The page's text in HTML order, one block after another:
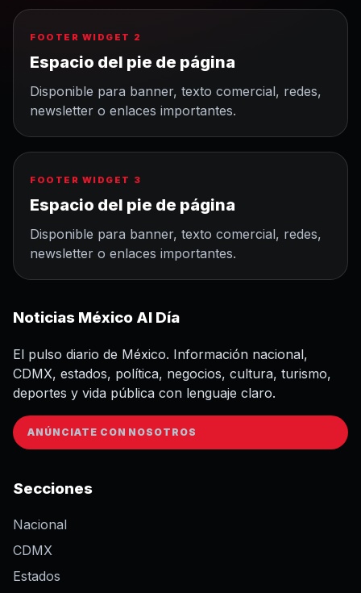
FOOTER WIDGET 2
Espacio del pie de página
Disponible para banner, texto comercial, redes,
newsletter o enlaces importantes.
FOOTER WIDGET 3
Espacio del pie de página
Disponible para banner, texto comercial, redes,
newsletter o enlaces importantes.
Noticias México Al Día
El pulso diario de México. Información nacional,
CDMX, estados, política, negocios, cultura, turismo,
deportes y vida pública con lenguaje claro.
ANÚNCIATE CON NOSOTROS
Secciones
Nacional
CDMX
Estados